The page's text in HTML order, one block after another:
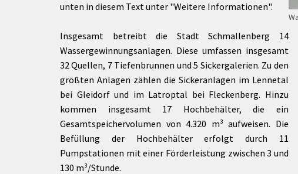
unten in diesem Text unter "Weitere Informationen".
Insgesamt betreibt die Stadt Schmallenberg 14
Wassergewinnungsanlagen. Diese umfassen insgesamt
32 Quellen, 7 Tiefenbrunnen und 5 Sickergalerien. Zu den
größten Anlagen zählen die Sickeranlagen im Lennetal
bei Gleidorf und im Latroptal bei Fleckenberg. Hinzu
kommen insgesamt 17 Hochbehälter, die ein
Gesamtspeichervolumen von 4.320 m³ aufweisen. Die
Befüllung der Hochbehälter erfolgt durch 11
Pumpstationen mit einer Förderleistung zwischen 3 und
130 m³/Stunde.